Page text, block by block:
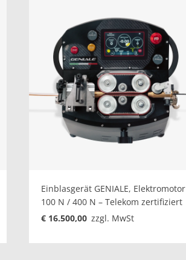
Einblasgerät GENIALE, Elektromotor
100 N / 400 N – Telekom zertifiziert
€ 16.500,00 zzgl. MwSt